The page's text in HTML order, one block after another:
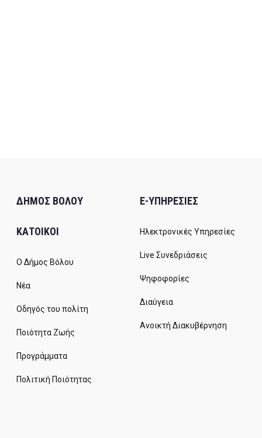
ΔΗΜΟΣ ΒΟΛΟΥ
ΚΑΤΟΙΚΟΙ
Ο Δήμος Βόλου
Νέα
Οδηγός του πολίτη
Ποιότητα Ζωής
Προγράμματα
Πολιτική Ποιότητας
E-ΥΠΗΡΕΣΙΕΣ
Ηλεκτρονικές Υπηρεσίες
Live Συνεδριάσεις
Ψηφοφορίες
Διαύγεια
Ανοικτή Διακυβέρνηση